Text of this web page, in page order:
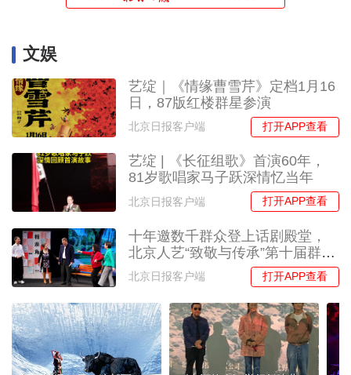
文娱
艺绽｜《情缘曹雪芹》定档1月16
日，87版红楼群星参演
北京日报客户端 打开APP查看
艺绽 | 《长征组歌》首演60年，
81岁歌唱家马子跃深情忆当年
北京日报客户端 打开APP查看
十年邀数千群众登上话剧殿堂，
北京人艺“致敬与传承”第十届群众
戏剧展演举行
北京日报客户端 打开APP查看